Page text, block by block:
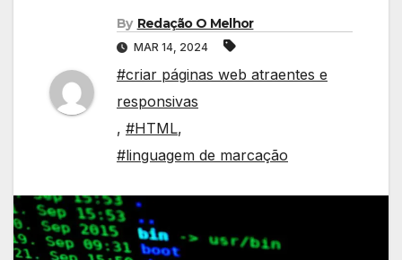
By Redação O Melhor
MAR 14, 2024
#criar páginas web atraentes e
responsivas
, #HTML,
#linguagem de marcação